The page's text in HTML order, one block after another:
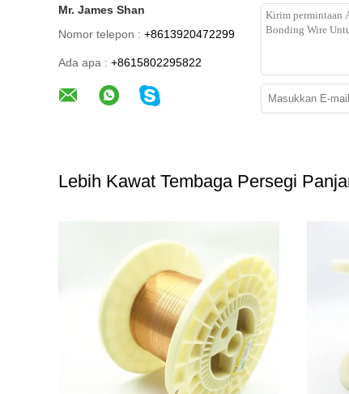
Mr. James Shan
Nomor telepon : +8613920472299
Ada apa : +8615802295822
Lebih Kawat Tembaga Persegi